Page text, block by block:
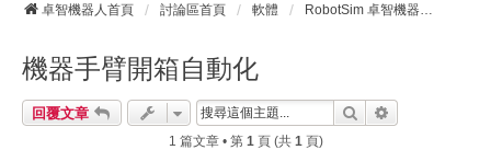
卓智機器人首頁 討論區首頁 軟體 RobotSim 卓智機器手臂3D模擬軟體
機器手臂開箱自動化
回覆文章 搜尋
1 篇文章 • 第 1頁 (共 1頁)